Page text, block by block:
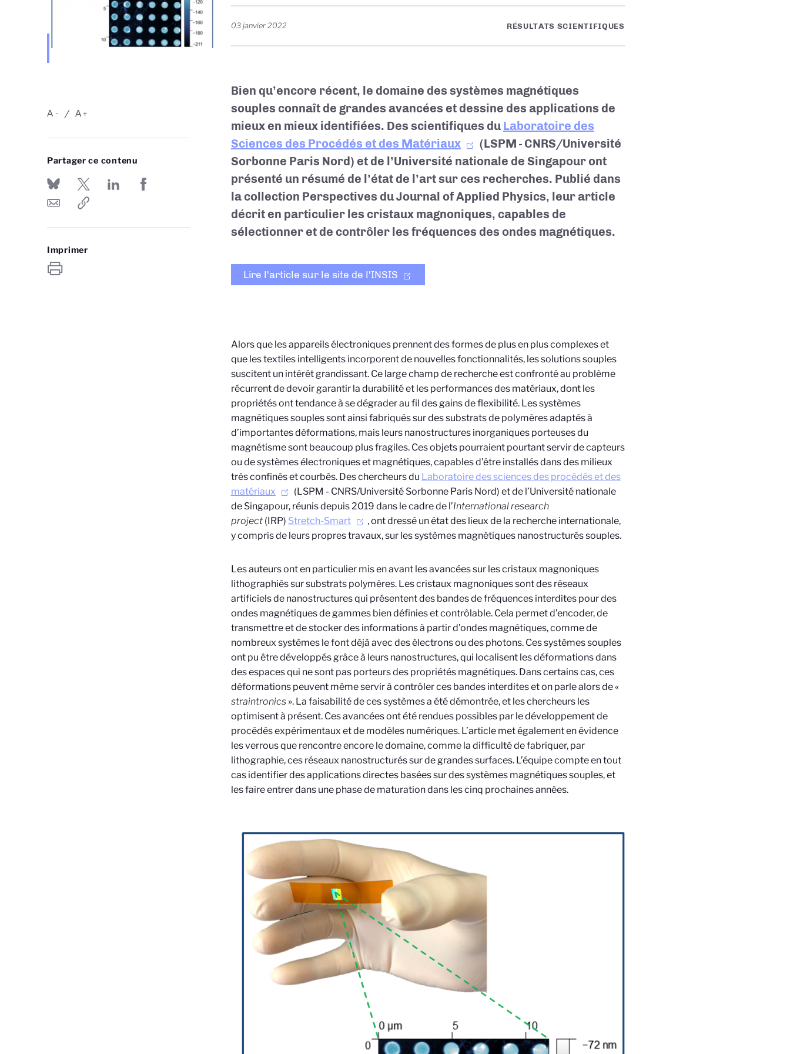
-
A +
A
Partager ce contenu
Imprimer
03 janvier 2022 RÉSULTATS SCIENTIFIQUES
Bien qu’encore récent, le domaine des systèmes magnétiques
souples connaît de grandes avancées et dessine des applications de
mieux en mieux identifiées. Des scientifiques du Laboratoire des
Sciences des Procédés et des Matériaux
(LSPM - CNRS/Université
Sorbonne Paris Nord) et de l’Université nationale de Singapour ont
présenté un résumé de l’état de l’art sur ces recherches. Publié dans
la collection Perspectives du Journal of Applied Physics, leur article
décrit en particulier les cristaux magnoniques, capables de
sélectionner et de contrôler les fréquences des ondes magnétiques.
Lire l'article sur le site de l'INSIS
Alors que les appareils électroniques prennent des formes de plus en plus complexes et
que les textiles intelligents incorporent de nouvelles fonctionnalités, les solutions souples
suscitent un intérêt grandissant. Ce large champ de recherche est confronté au problème
récurrent de devoir garantir la durabilité et les performances des matériaux, dont les
propriétés ont tendance à se dégrader au fil des gains de flexibilité. Les systèmes
magnétiques souples sont ainsi fabriqués sur des substrats de polymères adaptés à
d’importantes déformations, mais leurs nanostructures inorganiques porteuses du
magnétisme sont beaucoup plus fragiles. Ces objets pourraient pourtant servir de capteurs
ou de systèmes électroniques et magnétiques, capables d’être installés dans des milieux
très confinés et courbés. Des chercheurs du Laboratoire des sciences des procédés et des
matériaux
(LSPM - CNRS/Université Sorbonne Paris Nord) et de l’Université nationale
de Singapour, réunis depuis 2019 dans le cadre de l’International research
project(IRP) Stretch-Smart
, ont dressé un état des lieux de la recherche internationale,
y compris de leurs propres travaux, sur les systèmes magnétiques nanostructurés souples.
Les auteurs ont en particulier mis en avant les avancées sur les cristaux magnoniques
lithographiés sur substrats polymères. Les cristaux magnoniques sont des réseaux
artificiels de nanostructures qui présentent des bandes de fréquences interdites pour des
ondes magnétiques de gammes bien définies et contrôlable. Cela permet d’encoder, de
transmettre et de stocker des informations à partir d’ondes magnétiques, comme de
nombreux systèmes le font déjà avec des électrons ou des photons. Ces systèmes souples
ont pu être développés grâce à leurs nanostructures, qui localisent les déformations dans
des espaces qui ne sont pas porteurs des propriétés magnétiques. Dans certains cas, ces
déformations peuvent même servir à contrôler ces bandes interdites et on parle alors de «
straintronics». La faisabilité de ces systèmes a été démontrée, et les chercheurs les
optimisent à présent. Ces avancées ont été rendues possibles par le développement de
procédés expérimentaux et de modèles numériques. L’article met également en évidence
les verrous que rencontre encore le domaine, comme la difficulté de fabriquer, par
lithographie, ces réseaux nanostructurés sur de grandes surfaces. L’équipe compte en tout
cas identifier des applications directes basées sur des systèmes magnétiques souples, et
les faire entrer dans une phase de maturation dans les cinq prochaines années.